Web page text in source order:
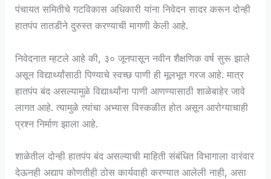
पंचायत समितीचे गटविकास अधिकारी यांना निवेदन सादर करून दोन्ही
हातपंप तातडीने दुरुस्त करण्याची मागणी केली आहे.
निवेदनात म्हटले आहे की, ३० जूनपासून नवीन शैक्षणिक वर्ष सुरू झाले
असून विद्यार्थ्यांसाठी पिण्याचे स्वच्छ पाणी ही मूलभूत गरज आहे. मात्र
हातपंप बंद असल्यामुळे विद्यार्थ्यांना पाणी आणण्यासाठी शाळेबाहेर जावे
लागत आहे. त्यामुळे त्यांचा अभ्यास विस्कळीत होत असून आरोग्याचाही
प्रश्न निर्माण झाला आहे.
शाळेतील दोन्ही हातपंप बंद असल्याची माहिती संबंधित विभागाला वारंवार
देऊनही अद्याप कोणतीही ठोस कार्यवाही करण्यात आलेली नाही, असा